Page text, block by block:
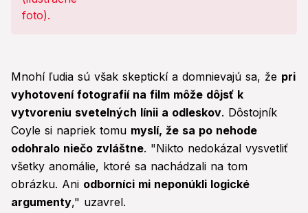
Mnohí ľudia sú však skeptickí a domnievajú sa, že pri
vyhotovení fotografií na film môže dôjsť k
vytvoreniu svetelných línii a odleskov. Dôstojník
Coyle si napriek tomu myslí, že sa po nehode
odohralo niečo zvláštne. "Nikto nedokázal vysvetliť
všetky anomálie, ktoré sa nachádzali na tom
obrázku. Ani odborníci mi neponúkli logické
argumenty," uzavrel.